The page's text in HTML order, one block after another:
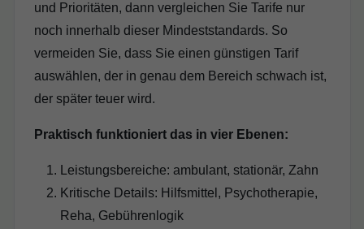
und Prioritäten, dann vergleichen Sie Tarife nur
noch innerhalb dieser Mindeststandards. So
vermeiden Sie, dass Sie einen günstigen Tarif
auswählen, der in genau dem Bereich schwach ist,
der später teuer wird.
Praktisch funktioniert das in vier Ebenen:
Leistungsbereiche: ambulant, stationär, Zahn
Kritische Details: Hilfsmittel, Psychotherapie,
Reha, Gebührenlogik